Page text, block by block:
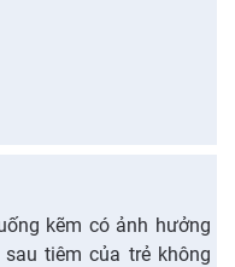
kẽm có ảnh hưởng
tiêm của trẻ không